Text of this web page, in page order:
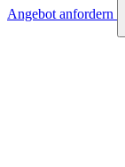
Angebot anfordern